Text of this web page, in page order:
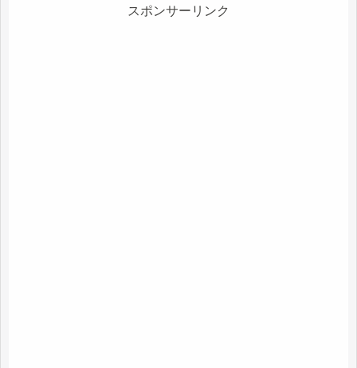
スポンサーリンク